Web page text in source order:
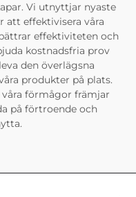
Vi utnyttjar nyaste
effektivisera våra
effektiviteten och
kostnadsfria prov
den överlägsna
produkter på plats.
förmågor främjar
på förtroende och